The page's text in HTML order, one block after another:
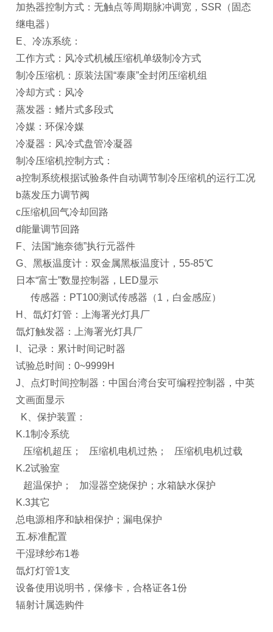
加热器控制方式：无触点等周期脉冲调宽，SSR（固态
继电器）
E 、冷冻系统：
工作方式：风冷式机械压缩机单级制冷方式
制冷压缩机：原装法国“泰康”全封闭压缩机组
冷却方式：风冷
蒸发器：鳍片式多段式
冷媒：环保冷媒
冷凝器：风冷式盘管冷凝器
制冷压缩机控制方式：
a控制系统根据试验条件自动调节制冷压缩机的运行工况
b蒸发压力调节阀
c压缩机回气冷却回路
d能量调节回路
F 、法国“施奈德”执行元器件
G 、黑板温度计：双金属黑板温度计，55-85℃
日本“富士”数显控制器，LED显示
传感器：PT100测试传感器（1，白金感应）
H
、氙灯灯管：上海署光灯具厂
氙灯触发器：上海署光灯具厂
、记录：累计时间记时器
试验总时间：0~9999H
J 、点灯时间控制器：中国台湾台安可编程控制器，中英
文画面显示
K 、保护装置：
K.1制冷系统
压缩机超压； 压缩机电机过热； 压缩机电机过载
K.2试验室
超温保护； 加湿器空烧保护；水箱缺水保护
K.3其它
总电源相序和缺相保护；漏电保护
五.标准配置
干湿球纱布1卷
氙灯灯管1支
设备使用说明书，保修卡，合格证各1份
辐射计属选购件